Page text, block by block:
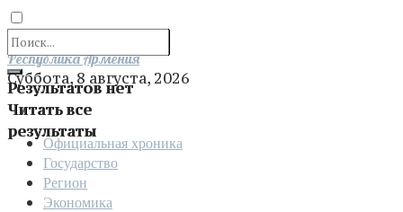
Результатов нет
Читать все
результаты
Отправить
Республика Армения
Суббота, 8 августа, 2026
Официальная хроника
Государство
Регион
Экономика